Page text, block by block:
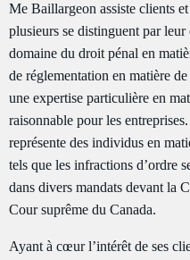
Me Baillargeon assiste clients
plusieurs se distinguent par
domaine du droit pénal en
de réglementation en matière
une expertise particulière en
raisonnable pour les
représente des individus en
tels que les infractions d’ordre
dans divers mandats devant la
Cour suprême du Canada.
Ayant à cœur l’intérêt de ses